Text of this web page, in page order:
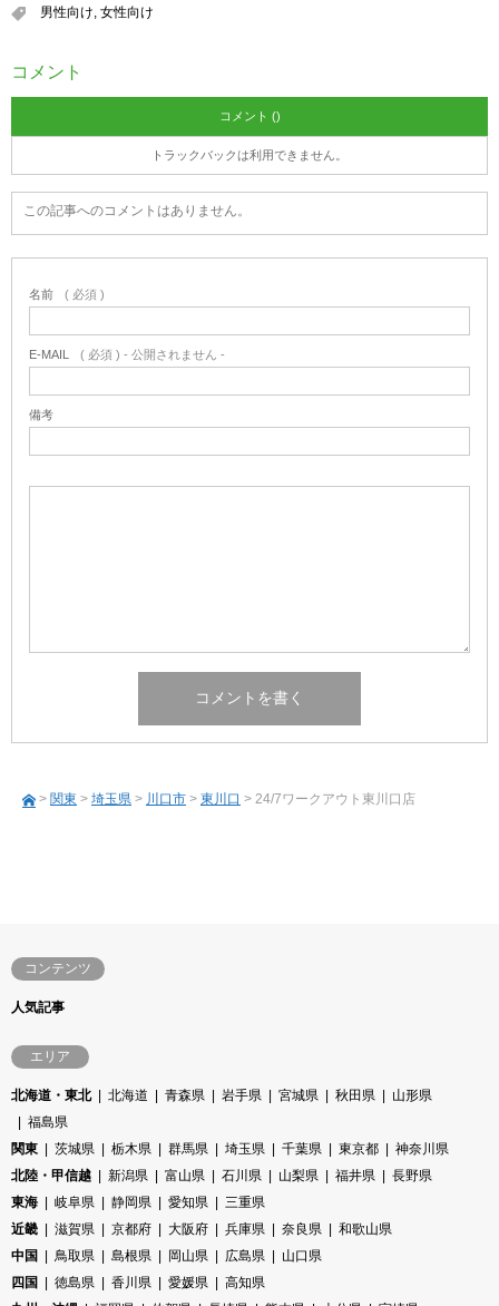
男性向け, 女性向け
コメント
コメント ()
トラックバックは利用できません。
この記事へのコメントはありません。
名前 ( 必須 )
E-MAIL ( 必須 ) - 公開されません -
備考
> 関東 > 埼玉県 > 川口市 > 東川口 > 24/7ワークアウト東川口店
コンテンツ
人気記事
エリア
北海道・東北 北海道 青森県 岩手県 宮城県 秋田県
山形県
福島県
関東
茨城県 栃木県 群馬県 埼玉県 千葉県 東京都
神奈川県
北陸・甲信越
新潟県 富山県 石川県 山梨県 福井県
長野県
東海
岐阜県 静岡県 愛知県
三重県
近畿
滋賀県 京都府 大阪府 兵庫県 奈良県
和歌山県
中国
鳥取県 島根県 岡山県 広島県
山口県
四国
徳島県 香川県 愛媛県
高知県